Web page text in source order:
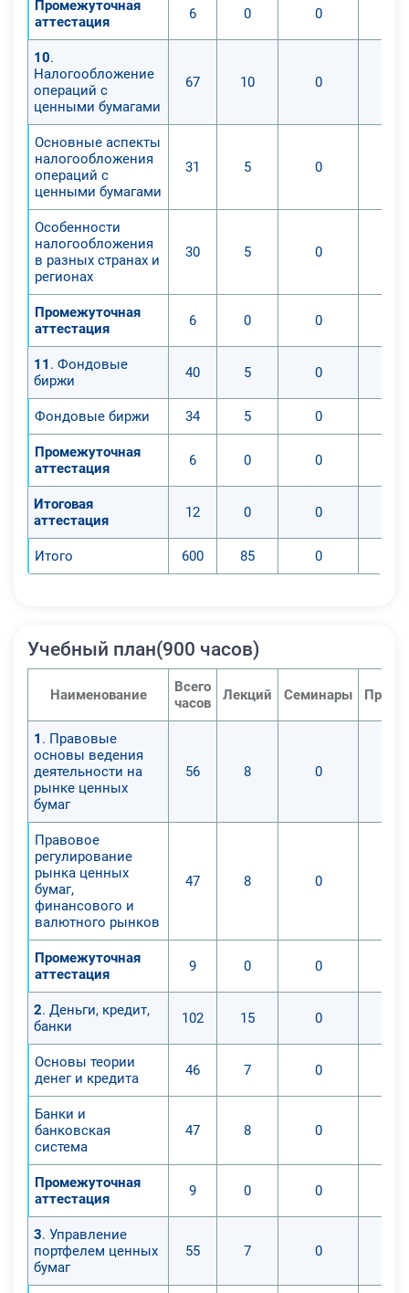
Промежуточная
аттестация
6 0 0
10.
Налогообложение
операций с
ценными бумагами
67 10 0
Основные аспекты
налогообложения
операций с
ценными бумагами
31 5 0
Особенности
налогообложения
в разных странах и
регионах
30 5 0
Промежуточная
аттестация
6 0 0
11 . Фондовые
биржи
40 5 0
Фондовые биржи 34 5 0
Промежуточная
аттестация
6 0 0
Итоговая
аттестация
12 0 0
Итого 600 85 0
Учебный план(900 часов)
Наименование
Всего
часов
Лекций Семинары
1 . Правовые
основы ведения
деятельности на
рынке ценных
бумаг
56 8 0
Правовое
регулирование
рынка ценных
бумаг,
финансового и
валютного рынков
47 8 0
Промежуточная
аттестация
9 0 0
2. Деньги, кредит,
банки
102 15 0
Основы теории
денег и кредита
46 7 0
Банки и
банковская
система
47 8 0
Промежуточная
аттестация
9 0 0
3. Управление
портфелем ценных
бумаг
55 7 0